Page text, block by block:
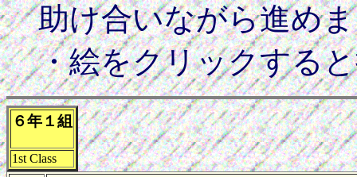
助け合いながら進め
・絵をクリックする
６年１組
1st Class